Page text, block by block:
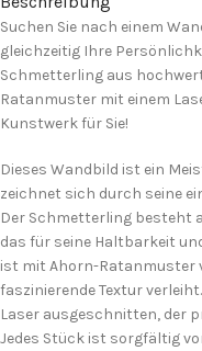
Suchen Sie nach einem
gleichzeitig Ihre
Schmetterling aus
Ratanmuster mit einem
Kunstwerk für Sie!
Dieses Wandbild ist ein
zeichnet sich durch seine
Der Schmetterling besteht
das für seine Haltbarkeit
ist mit Ahorn-Ratanmuster
faszinierende Textur
Laser ausgeschnitten, der
Jedes Stück ist sorgfältig